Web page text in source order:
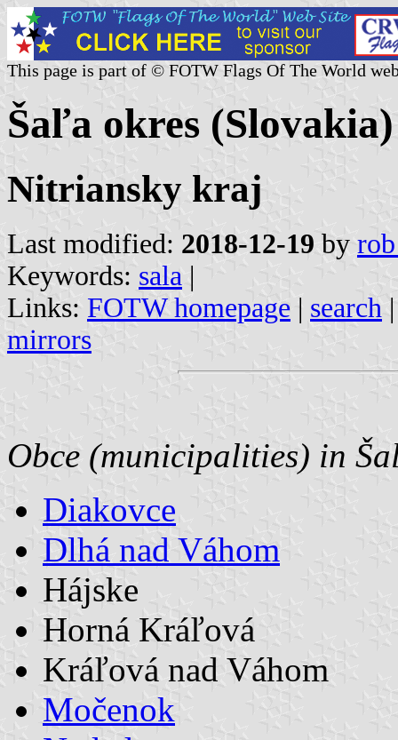
This page is part of © FOTW Flags Of The World
Šaľa okres (Slovakia)
Nitriansky kraj
Last modified: 2018-12-19 by
Keywords: sala |
Links: FOTW homepage | search
mirrors
Obce (municipalities) in
Diakovce
Dlhá nad Váhom
Hájske
Horná Kráľová
Kráľová nad Váhom
Močenok